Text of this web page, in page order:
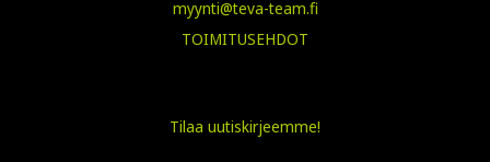
myynti@teva-team.fi
TOIMITUSEHDOT
Tilaa uutiskirjeemme!